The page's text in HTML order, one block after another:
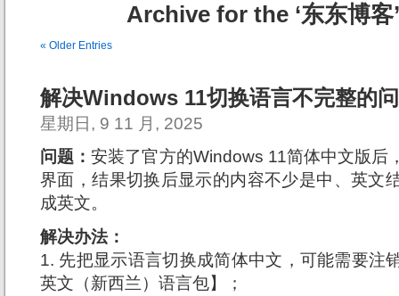
Archive for the ‘东东博客
« Older Entries
解决Windows 11切换语言不完整的
星期日, 9 11 月, 2025
问题：安装了官方的Windows 11简体中文版后
界面，结果切换后显示的内容不少是中、英文
成英文。
解决办法：
1. 先把显示语言切换成简体中文，可能需要注
英文（新西兰）语言包】；